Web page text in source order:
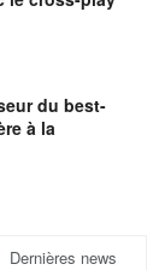
du best-
à la
Dernières news